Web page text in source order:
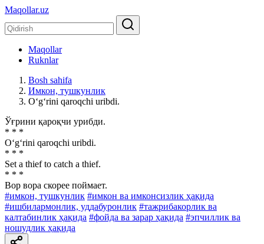
Maqollar.uz
Maqollar
Ruknlar
Bosh sahifa
Имкон, тушкунлик
O‘g‘rini qaroqchi uribdi.
Ўғрини қароқчи урибди.
* * *
O‘g‘rini qaroqchi uribdi.
* * *
Set a thief to catch a thief.
* * *
Вор вора скорее поймает.
#имкон, тушкунлик #имкон ва имконсизлик ҳақида
#ишбилармонлик, уддабуронлик #тажрибакорлик ва
калтабинлик ҳақида #фойда ва зарар ҳақида #эпчиллик ва
ношудлик ҳақида